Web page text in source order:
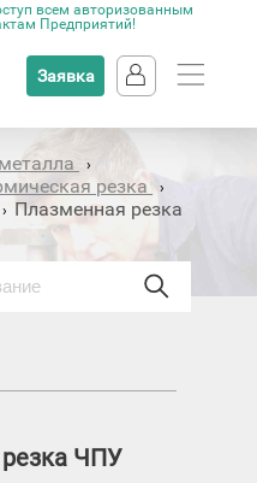
всем авторизованным
Предприятий!
Заявка
›
резка ›
› Плазменная резка
ЧПУ